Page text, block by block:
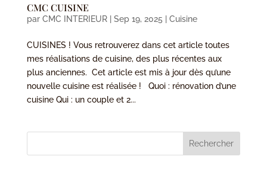
CMC CUISINE
par CMC INTERIEUR| Sep 19, 2025 Cuisine
CUISINES ! Vous retrouverez dans cet article toutes
mes réalisations de cuisine, des plus récentes aux
plus anciennes. Cet article est mis à jour dès qu’une
nouvelle cuisine est réalisée ! Quoi : rénovation d’une
cuisine Qui : un couple et 2...
Rechercher